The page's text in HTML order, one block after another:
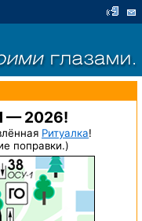
— 2026!
Ритуалка!
поправки.)